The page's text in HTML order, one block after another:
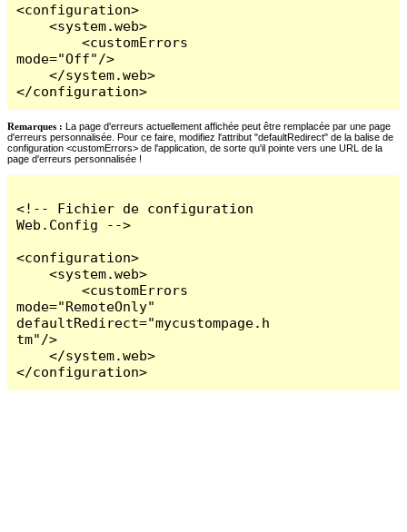
<configuration>
    <system.web>
        <customErrors
mode="Off"/>
    </system.web>
</configuration>
Remarques : La page d'erreurs actuellement affichée peut être remplacée par une page
d'erreurs personnalisée. Pour ce faire, modifiez l'attribut "defaultRedirect" de la balise de
configuration <customErrors> de l'application, de sorte qu'il pointe vers une URL de la
page d'erreurs personnalisée !
<!-- Fichier de configuration
Web.Config -->
<configuration>
    <system.web>
        <customErrors
mode="RemoteOnly"
defaultRedirect="mycustompage.h
tm"/>
    </system.web>
</configuration>